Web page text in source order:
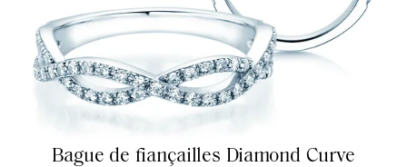
Bague de fiançailles Diamond Curve